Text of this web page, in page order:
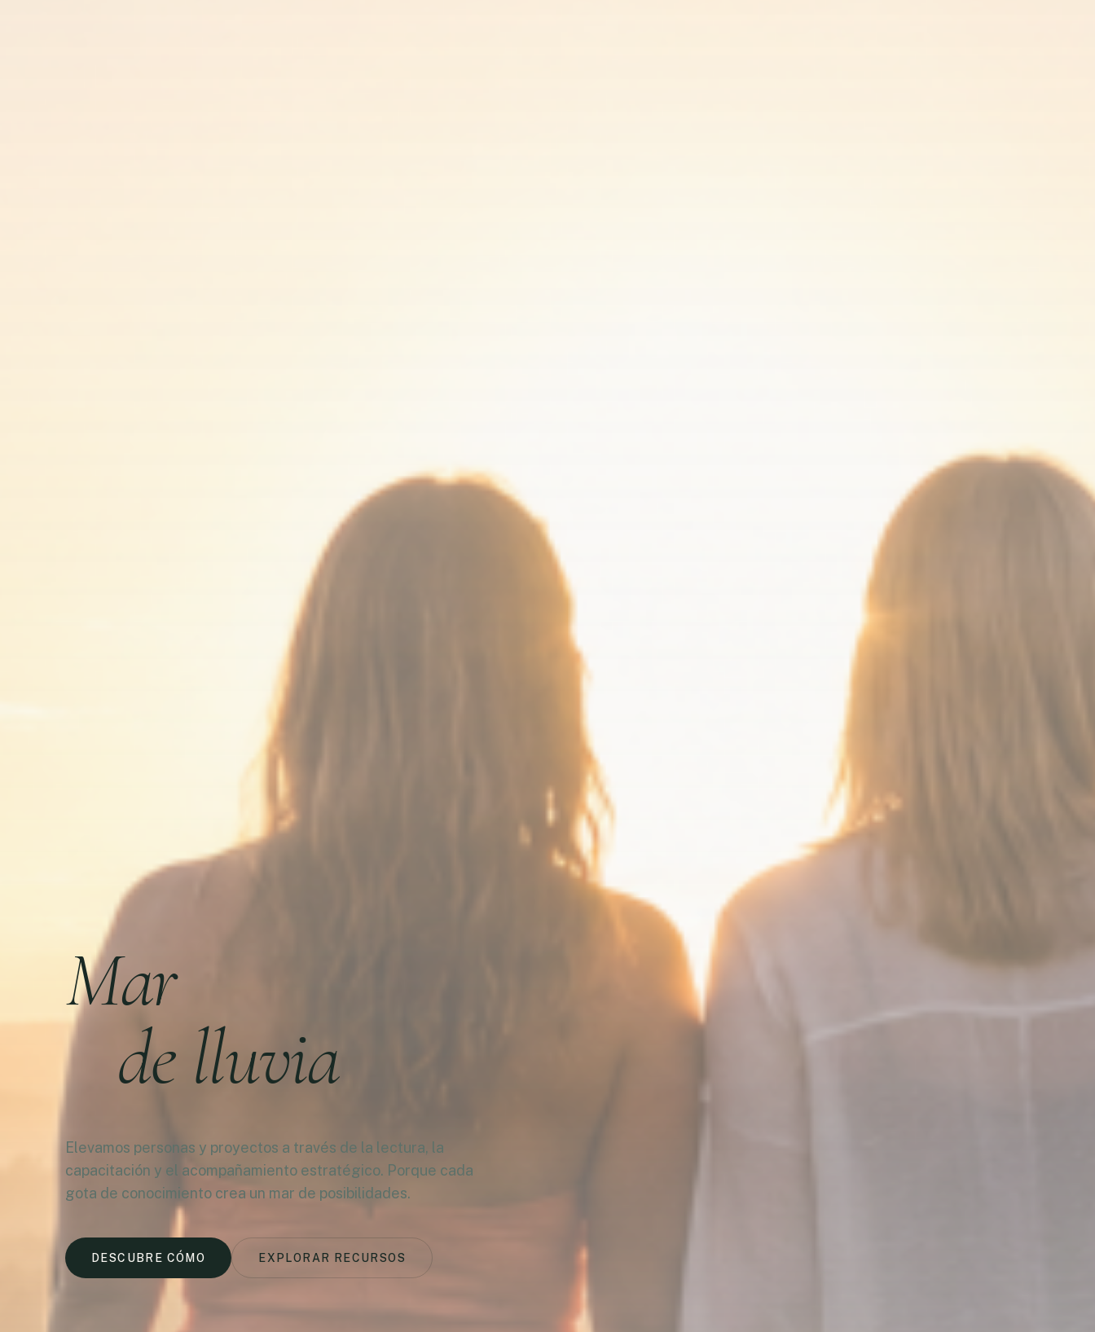
Mar
de lluvia
Elevamos personas y proyectos a través de la lectura, la
capacitación y el acompañamiento estratégico. Porque cada
gota de conocimiento crea un mar de posibilidades.
DESCUBRE CÓMO EXPLORAR RECURSOS